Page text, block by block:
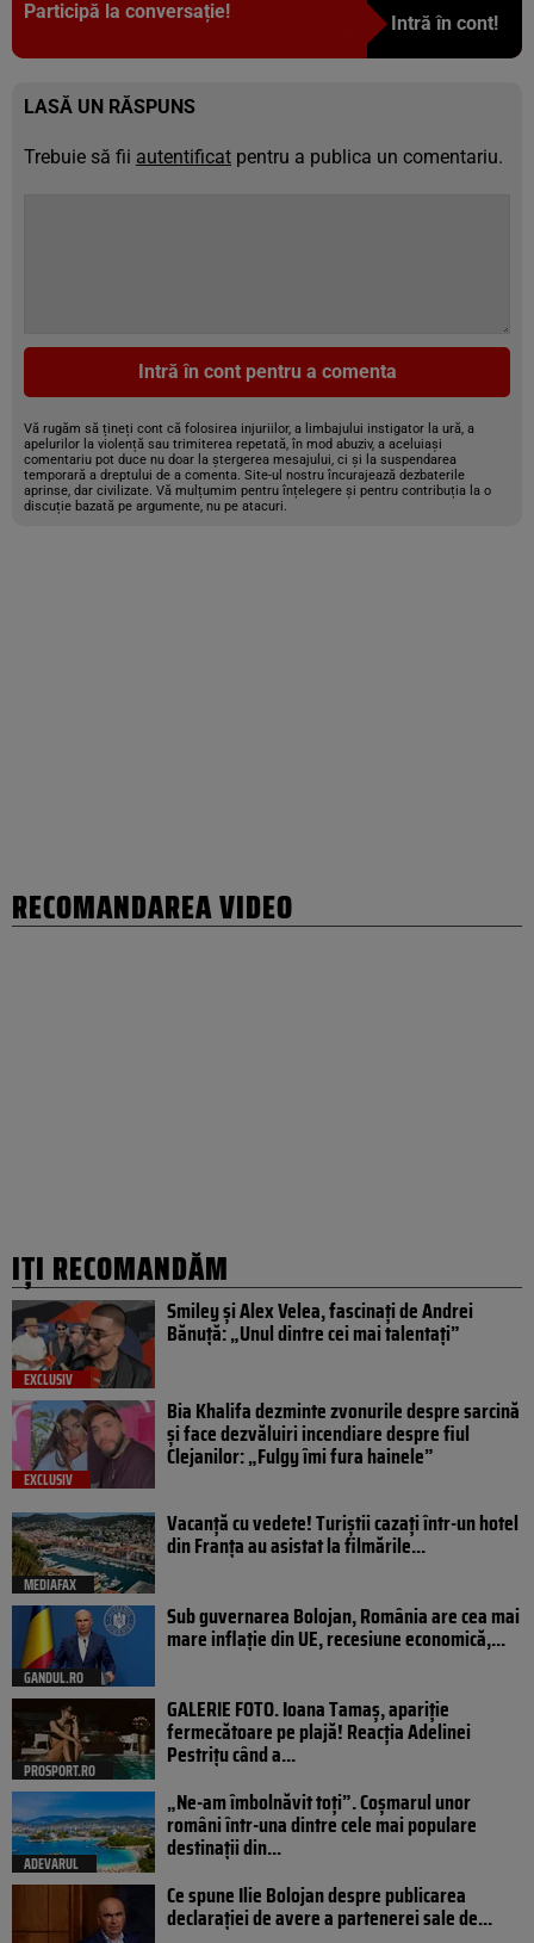
Participă la conversație!
Intră în cont!
LASĂ UN RĂSPUNS
Trebuie să fii autentificat pentru a publica un comentariu.
Intră în cont pentru a comenta
Vă rugăm să țineți cont că folosirea injuriilor, a limbajului instigator la ură, a
apelurilor la violență sau trimiterea repetată, în mod abuziv, a aceluiași
comentariu pot duce nu doar la ștergerea mesajului, ci și la suspendarea
temporară a dreptului de a comenta. Site-ul nostru încurajează dezbaterile
aprinse, dar civilizate. Vă mulțumim pentru înțelegere și pentru contribuția la o
discuție bazată pe argumente, nu pe atacuri.
RECOMANDAREA VIDEO
IȚI RECOMANDĂM
EXCLUSIV
Smiley și Alex Velea, fascinați de Andrei
Bănuță: „Unul dintre cei mai talentați”
EXCLUSIV
Bia Khalifa dezminte zvonurile despre sarcină
și face dezvăluiri incendiare despre fiul
Clejanilor: „Fulgy îmi fura hainele”
MEDIAFAX
Vacanță cu vedete! Turiștii cazați într-un hotel
din Franța au asistat la filmările...
GANDUL.RO
Sub guvernarea Bolojan, România are cea mai
mare inflație din UE, recesiune economică,...
PROSPORT.RO
GALERIE FOTO. Ioana Tamaş, apariție
fermecătoare pe plajă! Reacția Adelinei
Pestrițu când a...
ADEVARUL
„Ne-am îmbolnăvit toți”. Coșmarul unor
români într-una dintre cele mai populare
destinații din...
Ce spune Ilie Bolojan despre publicarea
declarației de avere a partenerei sale de...